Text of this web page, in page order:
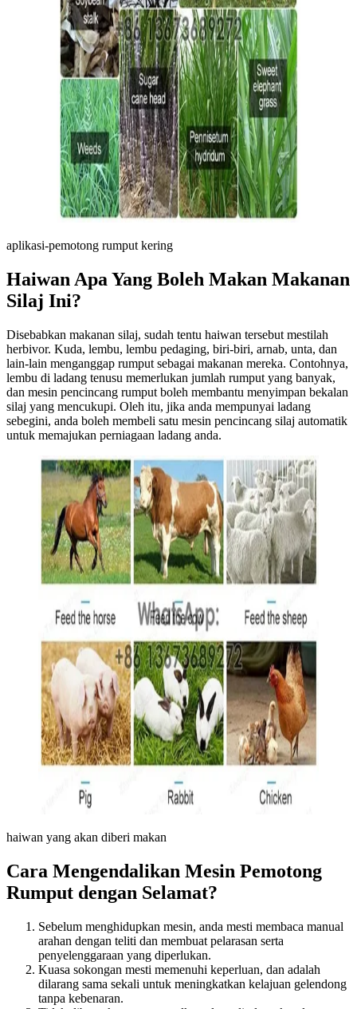
aplikasi-pemotong rumput kering
Haiwan Apa Yang Boleh Makan Makanan
Silaj Ini?
Disebabkan makanan silaj, sudah tentu haiwan tersebut mestilah
herbivor. Kuda, lembu, lembu pedaging, biri-biri, arnab, unta, dan
lain-lain menganggap rumput sebagai makanan mereka. Contohnya,
lembu di ladang tenusu memerlukan jumlah rumput yang banyak,
dan mesin pencincang rumput boleh membantu menyimpan bekalan
silaj yang mencukupi. Oleh itu, jika anda mempunyai ladang
sebegini, anda boleh membeli satu mesin pencincang silaj automatik
untuk memajukan perniagaan ladang anda.
haiwan yang akan diberi makan
Cara Mengendalikan Mesin Pemotong
Rumput dengan Selamat?
Sebelum menghidupkan mesin, anda mesti membaca manual
arahan dengan teliti dan membuat pelarasan serta
penyelenggaraan yang diperlukan.
Kuasa sokongan mesti memenuhi keperluan, dan adalah
dilarang sama sekali untuk meningkatkan kelajuan gelendong
tanpa kebenaran.